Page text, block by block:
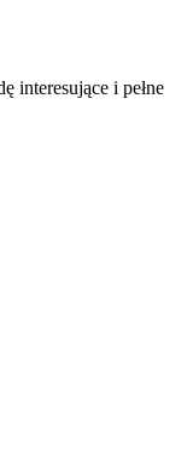
interesujące i pełne